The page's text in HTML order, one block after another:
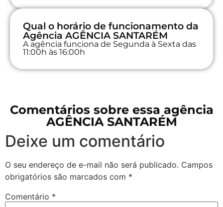
Qual o horário de funcionamento da
Agência AGÊNCIA SANTARÉM
A agência funciona de Segunda à Sexta das
11:00h às 16:00h
Comentários sobre essa agência
AGÊNCIA SANTARÉM
Deixe um comentário
O seu endereço de e-mail não será publicado. Campos
obrigatórios são marcados com *
Comentário *